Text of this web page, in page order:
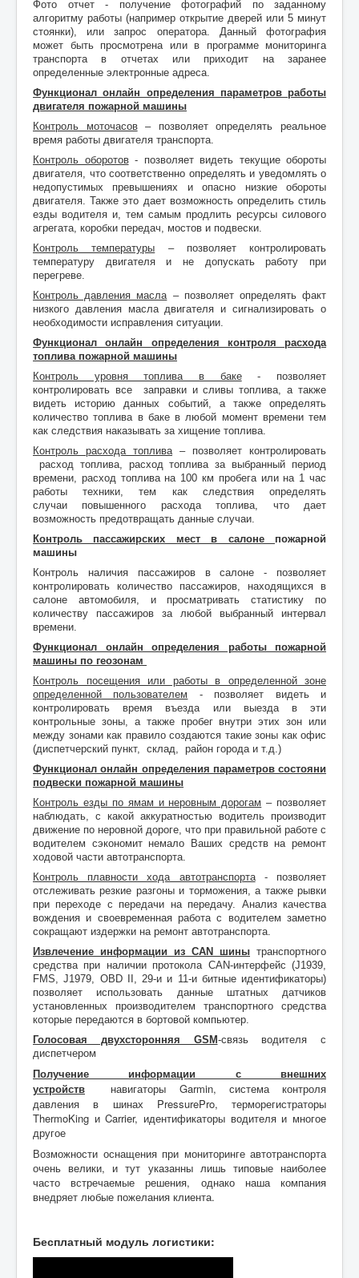
Фото отчет - получение фотографий по заданному
алгоритму работы (например открытие дверей или 5 минут
стоянки), или запрос оператора. Данный фотография
может быть просмотрена или в программе мониторинга
транспорта в отчетах или приходит на заранее
определенные электронные адреса.
Функционал онлайн определения параметров работы
двигателя пожарной машины
Контроль моточасов– позволяет определять реальное
время работы двигателя транспорта.
Контроль оборотов- позволяет видеть текущие обороты
двигателя, что соответственно определять и уведомлять о
недопустимых превышениях и опасно низкие обороты
двигателя. Также это дает возможность определить стиль
езды водителя и, тем самым продлить ресурсы силового
агрегата, коробки передач, мостов и подвески.
Контроль температуры – позволяет контролировать
температуру двигателя и не допускать работу при
перегреве.
Контроль давления масла – позволяет определять факт
низкого давления масла двигателя и сигнализировать о
необходимости исправления ситуации.
Функционал онлайн определения контроля расхода
топлива пожарной машины
Контроль уровня топлива в баке- позволяет
контролировать все заправки и сливы топлива, а также
видеть историю данных событий, а также определять
количество топлива в баке в любой момент времени тем
как следствия наказывать за хищение топлива.
Контроль расхода топлива – позволяет контролировать
расход топлива, расход топлива за выбранный период
времени, расход топлива на 100 км пробега или на 1 час
работы техники, тем как следствия определять
случаи повышенного расхода топлива, что дает
возможность предотвращать данные случаи.
Контроль пассажирских мест в салоне пожарной
машины
Контроль наличия пассажиров в салоне - позволяет
контролировать количество пассажиров, находящихся в
салоне автомобиля, и просматривать статистику по
количеству пассажиров за любой выбранный интервал
времени.
Функционал онлайн определения работы пожарной
машины по геозонам
Контроль посещения или работы в определенной зоне
определенной пользователем - позволяет видеть и
контролировать время въезда или выезда в эти
контрольные зоны, а также пробег внутри этих зон или
между зонами как правило создаются такие зоны как офис
(диспетчерский пункт, склад, район города и т.д.)
Функционал онлайн определения параметров состояни
подвески пожарной машины
Контроль езды по ямам и неровным дорогам – позволяет
наблюдать, с какой аккуратностью водитель производит
движение по неровной дороге, что при правильной работе с
водителем сэкономит немало Ваших средств на ремонт
ходовой части автотранспорта.
Контроль плавности хода автотранспорта- позволяет
отслеживать резкие разгоны и торможения, а также рывки
при переходе с передачи на передачу. Анализ качества
вождения и своевременная работа с водителем заметно
сокращают издержки на ремонт автотранспорта.
Извлечение информации из CAN шины транспортного
средства при наличии протокола CAN-интерфейс (J1939,
FMS, J1979, OBD II, 29-и и 11-и битные идентификаторы)
позволяет использовать данные штатных датчиков
установленных производителем транспортного средства
которые передаются в бортовой компьютер.
Голосовая двухсторонняя GSM-связь водителя с
диспетчером
Получение информации с внешних
устройств
навигаторы Garmin, система контроля
давления в шинах PressurePro, терморегистраторы
ThermoKing и Carrier, идентификаторы водителя и многое
другое
Возможности оснащения при мониторинге автотранспорта
очень велики, и тут указанны лишь типовые наиболее
часто встречаемые решения, однако наша компания
внедряет любые пожелания клиента.
Бесплатный модуль логистики: